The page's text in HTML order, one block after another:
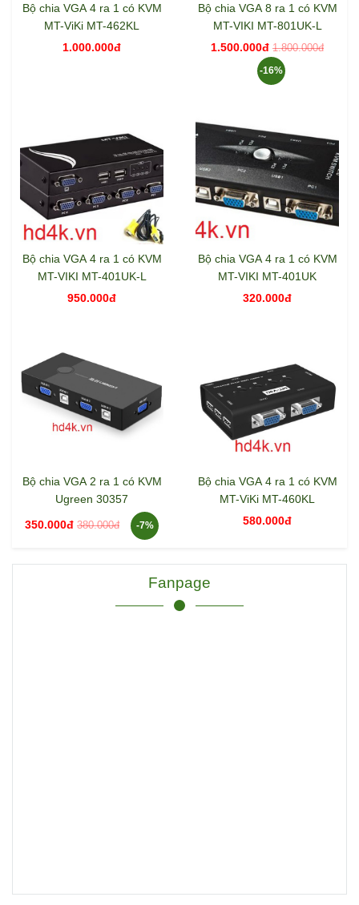
Bộ chia VGA 4 ra 1 có KVM
MT-ViKi MT-462KL
1.000.000đ
Bộ chia VGA 8 ra 1 có KVM
MT-VIKI MT-801UK-L
1.500.000đ 1.800.000đ
-16%
Bộ chia VGA 4 ra 1 có KVM
MT-VIKI MT-401UK-L
950.000đ
Bộ chia VGA 4 ra 1 có KVM
MT-VIKI MT-401UK
320.000đ
Bộ chia VGA 2 ra 1 có KVM
Ugreen 30357
350.000đ 380.000đ -7%
Bộ chia VGA 4 ra 1 có KVM
MT-ViKi MT-460KL
580.000đ
Fanpage